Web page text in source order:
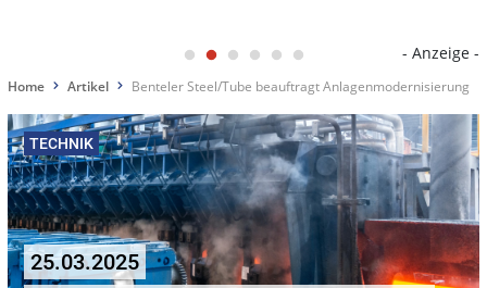
- Anzeige -
Home Artikel Benteler Steel/Tube beauftragt Anlagenmodernisierung
TECHNIK
25.03.2025